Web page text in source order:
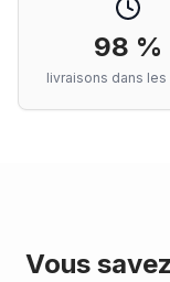
98 %
livraisons dans les
Vous